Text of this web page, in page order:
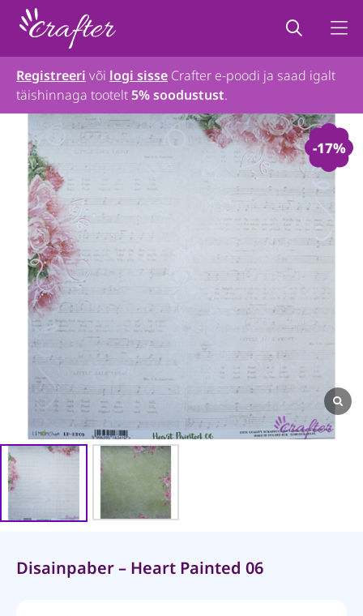
Registreeri või logi sisse Crafter e-poodi ja saad igalt
täishinnaga tootelt5% soodustust.
-17%
Disainpaber – Heart Painted 06